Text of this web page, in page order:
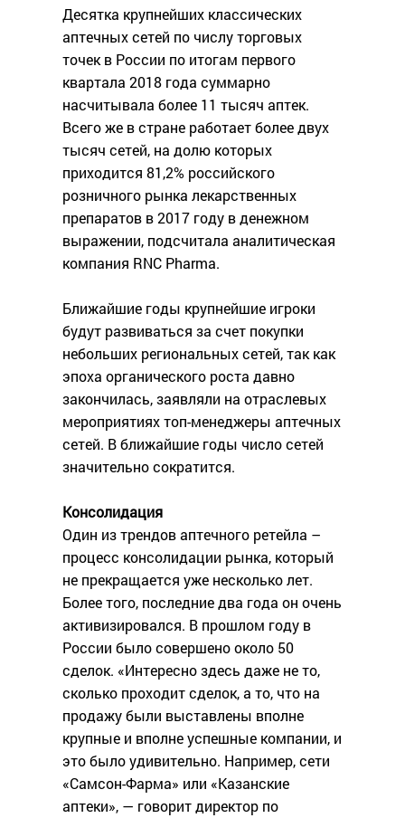
Десятка крупнейших классических
аптечных сетей по числу торговых
точек в России по итогам первого
квартала 2018 года суммарно
насчитывала более 11 тысяч аптек.
Всего же в стране работает более двух
тысяч сетей, на долю которых
приходится 81,2% российского
розничного рынка лекарственных
препаратов в 2017 году в денежном
выражении, подсчитала аналитическая
компания RNC Pharma.
Ближайшие годы крупнейшие игроки
будут развиваться за счет покупки
небольших региональных сетей, так как
эпоха органического роста давно
закончилась, заявляли на отраслевых
мероприятиях топ-менеджеры аптечных
сетей. В ближайшие годы число сетей
значительно сократится.
Консолидация
Один из трендов аптечного ретейла –
процесс консолидации рынка, который
не прекращается уже несколько лет.
Более того, последние два года он очень
активизировался. В прошлом году в
России было совершено около 50
сделок. «Интересно здесь даже не то,
сколько проходит сделок, а то, что на
продажу были выставлены вполне
крупные и вполне успешные компании, и
это было удивительно. Например, сети
«Самсон-Фарма» или «Казанские
аптеки», — говорит директор по